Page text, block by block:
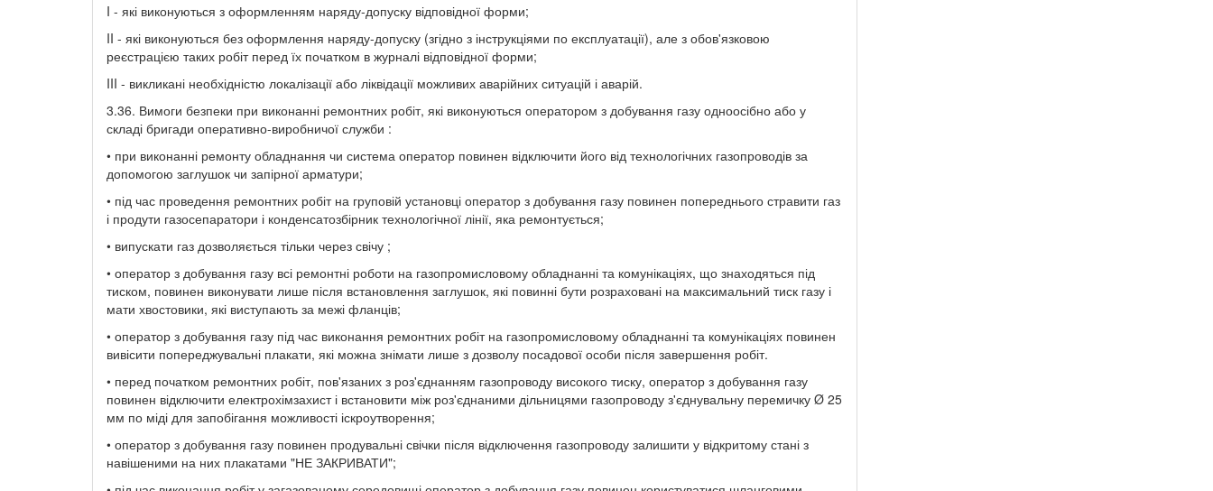
I - які виконуються з оформленням наряду-допуску відповідної форми;
II - які виконуються без оформлення наряду-допуску (згідно з інструкціями по експлуатації), але з обов'язковою
реєстрацією таких робіт перед їх початком в журналі відповідної форми;
III - викликані необхідністю локалізації або ліквідації можливих аварійних ситуацій і аварій.
3.36. Вимоги безпеки при виконанні ремонтних робіт, які виконуються оператором з добування газу одноосібно або у
складі бригади оперативно-виробничої служби :
• при виконанні ремонту обладнання чи система оператор повинен відключити його від технологічних газопроводів за
допомогою заглушок чи запірної арматури;
• під час проведення ремонтних робіт на груповій установці оператор з добування газу повинен попереднього стравити газ
і продути газосепаратори і конденсатозбірник технологічної лінії, яка ремонтується;
• випускати газ дозволяється тільки через свічу ;
• оператор з добування газу всі ремонтні роботи на газопромисловому обладнанні та комунікаціях, що знаходяться під
тиском, повинен виконувати лише після встановлення заглушок, які повинні бути розраховані на максимальний тиск газу і
мати хвостовики, які виступають за межі фланців;
• оператор з добування газу під час виконання ремонтних робіт на газопромисловому обладнанні та комунікаціях повинен
вивісити попереджувальні плакати, які можна знімати лише з дозволу посадової особи після завершення робіт.
• перед початком ремонтних робіт, пов'язаних з роз'єднанням газопроводу високого тиску, оператор з добування газу
повинен відключити електрохімзахист і встановити між роз'єднаними дільницями газопроводу з'єднувальну перемичку Ø 25
мм по міді для запобігання можливості іскроутворення;
• оператор з добування газу повинен продувальні свічки після відключення газопроводу залишити у відкритому стані з
навішеними на них плакатами "НЕ ЗАКРИВАТИ";